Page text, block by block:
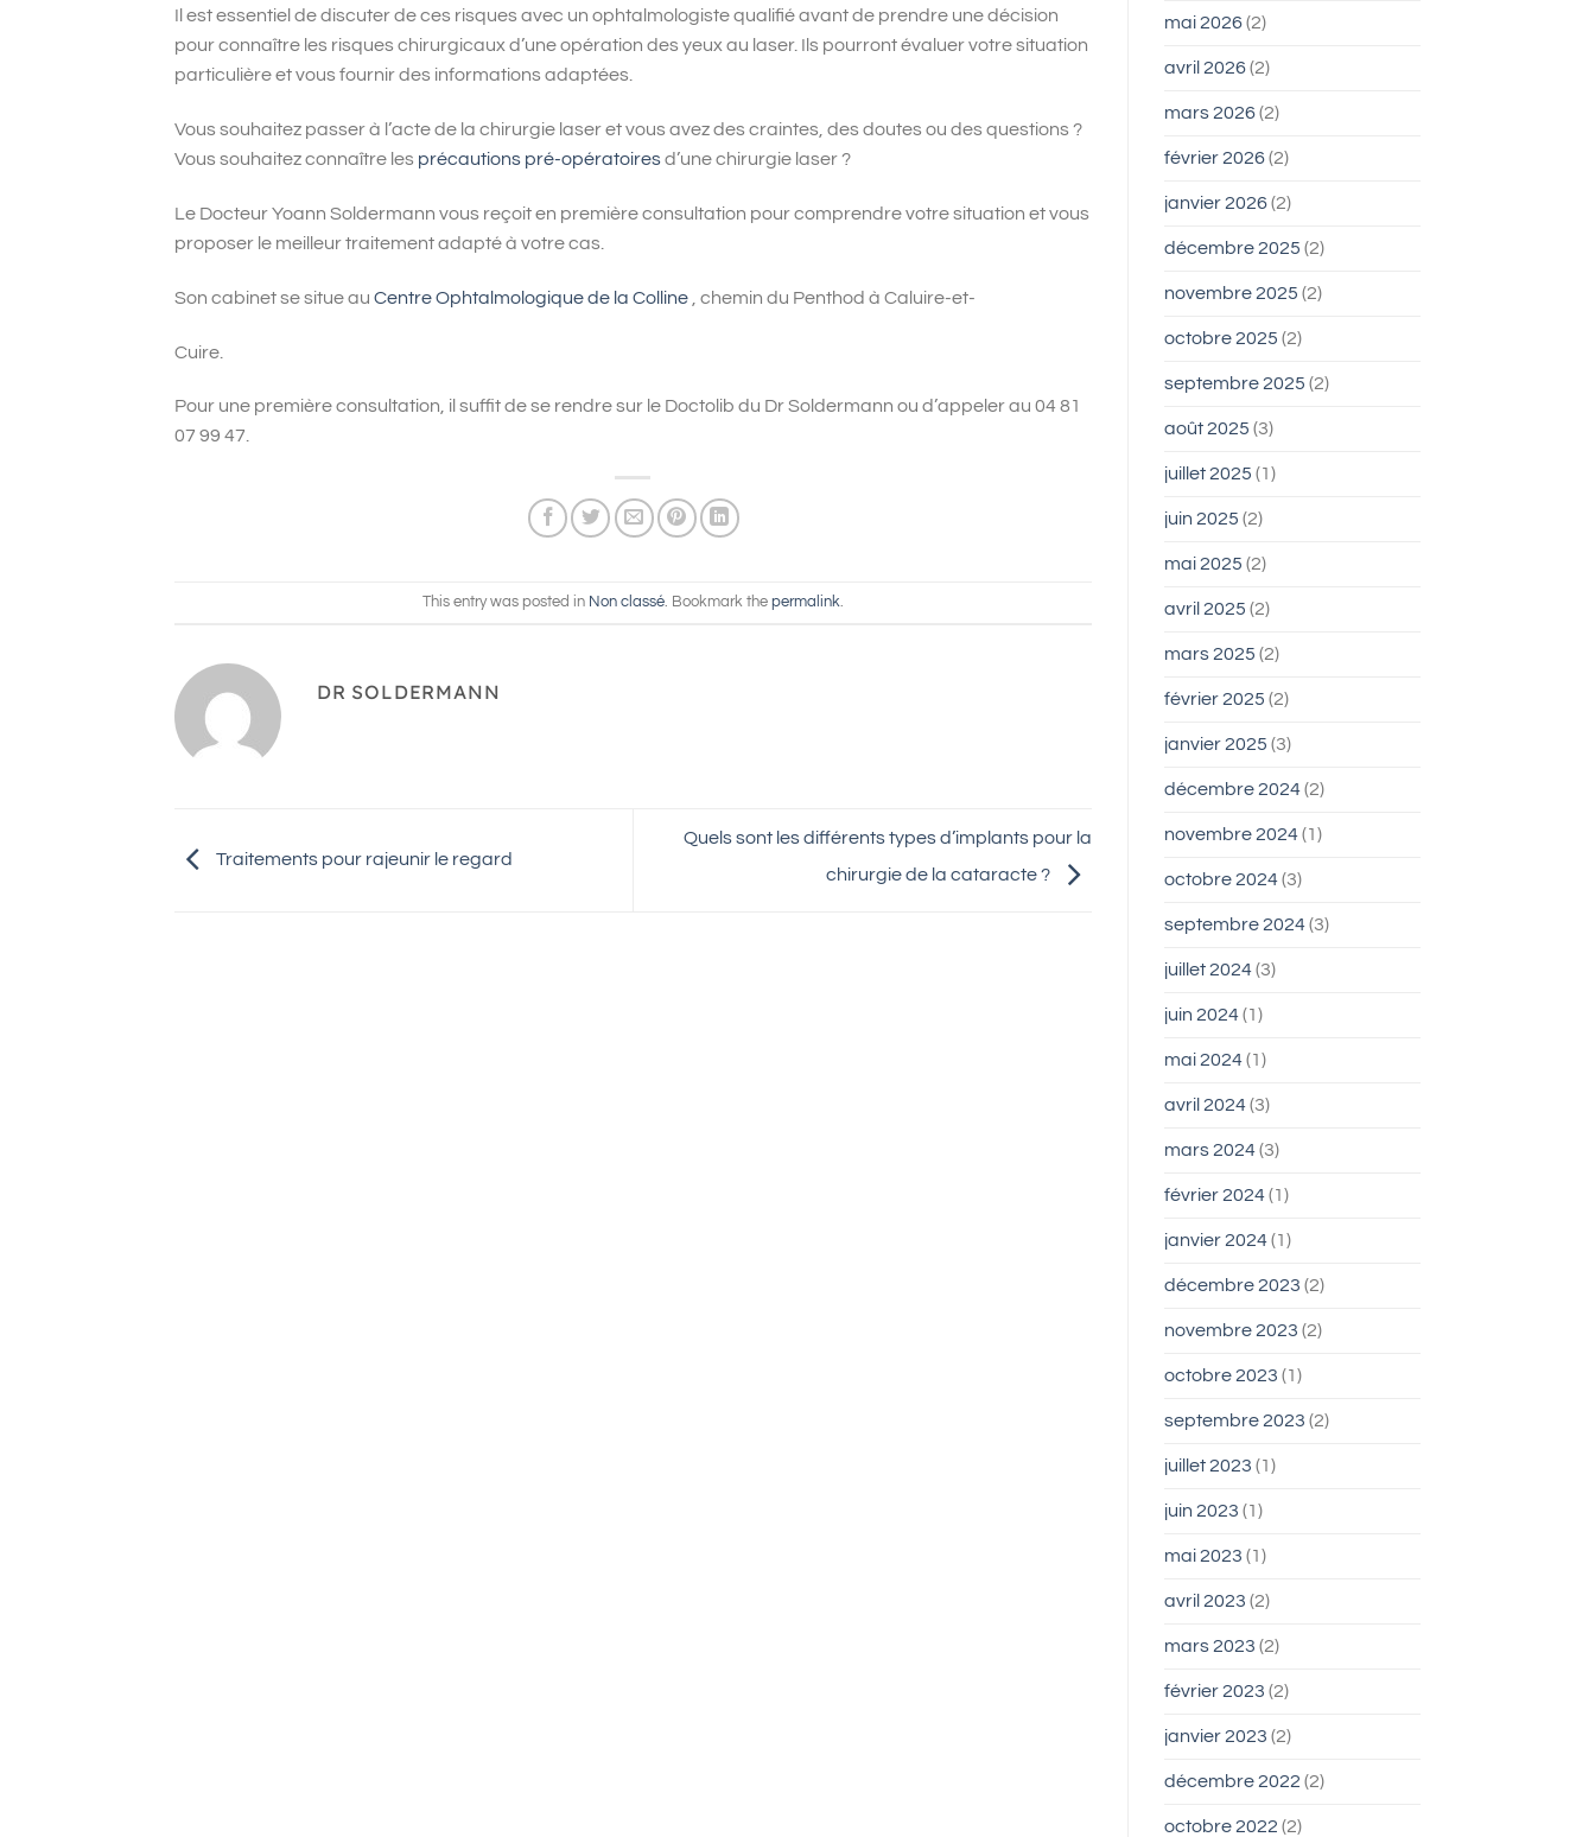
Il est essentiel de discuter de ces risques avec un ophtalmologiste qualifié avant de prendre une décision
pour connaître les risques chirurgicaux d’une opération des yeux au laser. Ils pourront évaluer votre situation
particulière et vous fournir des informations adaptées.
Vous souhaitez passer à l’acte de la chirurgie laser et vous avez des craintes, des doutes ou des questions ?
Vous souhaitez connaître les précautions pré-opératoiresd’une chirurgie laser ?
Le Docteur Yoann Soldermann vous reçoit en première consultation pour comprendre votre situation et vous
proposer le meilleur traitement adapté à votre cas.
Son cabinet se situe au Centre Ophtalmologique de la Colline , chemin du Penthod à Caluire-et-
Cuire.
Pour une première consultation, il suffit de se rendre sur le Doctolib du Dr Soldermann ou d’appeler au 04 81
07 99 47.
This entry was posted in Non classé. Bookmark the permalink.
DR SOLDERMANN
Traitements pour rajeunir le regard
Quels sont les différents types d’implants pour la
chirurgie de la cataracte ?
mai 2026(2)
avril 2026(2)
mars 2026(2)
février 2026(2)
janvier 2026(2)
décembre 2025 (2)
novembre 2025 (2)
octobre 2025 (2)
septembre 2025 (2)
août 2025 (3)
juillet 2025 (1)
juin 2025 (2)
mai 2025 (2)
avril 2025 (2)
mars 2025 (2)
février 2025 (2)
janvier 2025 (3)
décembre 2024(2)
novembre 2024(1)
octobre 2024(3)
septembre 2024(3)
juillet 2024(3)
juin 2024(1)
mai 2024(1)
avril 2024(3)
mars 2024(3)
février 2024(1)
janvier 2024(1)
décembre 2023 (2)
novembre 2023 (2)
octobre 2023 (1)
septembre 2023 (2)
juillet 2023 (1)
juin 2023 (1)
mai 2023 (1)
avril 2023 (2)
mars 2023 (2)
février 2023 (2)
janvier 2023 (2)
décembre 2022 (2)
octobre 2022 (2)